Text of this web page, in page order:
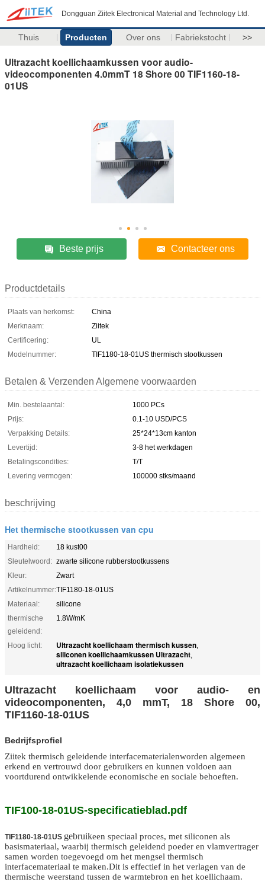
Dongguan Ziitek Electronical Material and Technology Ltd.
Thuis Producten Over ons Fabriekstocht >>
Ultrazacht koellichaamkussen voor audio-
videocomponenten 4.0mmT 18 Shore 00 TIF1160-18-
01US
Beste prijs Contacteer ons
Productdetails
Plaats van herkomst:
China
Merknaam:
Ziitek
Certificering:
UL
Modelnummer:
TIF1180-18-01US thermisch stootkussen
Betalen & Verzenden Algemene voorwaarden
Min. bestelaantal:
1000 PCs
Prijs:
0.1-10 USD/PCS
Verpakking Details:
25*24*13cm kanton
Levertijd:
3-8 het werkdagen
Betalingscondities:
T/T
Levering vermogen:
100000 stks/maand
beschrijving
Het thermische stootkussen van cpu
Hardheid:
18 kust00
Sleutelwoord: zwarte silicone rubberstootkussens
Kleur:
Zwart
Artikelnummer:TIF1180-18-01US
Materiaal:
silicone
thermische
geleidend:
1.8W/mK
Hoog licht: Ultrazacht koellichaam thermisch kussen,
siliconen koellichaamkussen Ultrazacht,
ultrazacht koellichaam isolatiekussen
Ultrazacht koellichaam voor audio- en
videocomponenten, 4,0 mmT, 18 Shore 00,
TIF1160-18-01US
Bedrijfsprofiel
Ziitek thermisch geleidende interfacematerialenworden algemeen
erkend en vertrouwd door gebruikers en kunnen voldoen aan
voortdurend ontwikkelende economische en sociale behoeften.
TIF100-18-01US-specificatieblad.pdf
TIF1180-18-01US gebruikeen speciaal proces, met siliconen als
basismateriaal, waarbij thermisch geleidend poeder en vlamvertrager
samen worden toegevoegd om het mengsel thermisch
interfacemateriaal te maken.Dit is effectief in het verlagen van de
thermische weerstand tussen de warmtebron en het koellichaam.